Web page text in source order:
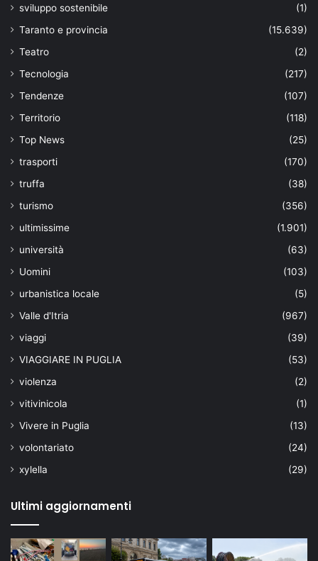
sviluppo sostenibile
(1)
Taranto e provincia
(15.639)
Teatro
(2)
Tecnologia
(217)
Tendenze
(107)
Territorio
(118)
Top News
(25)
trasporti
(170)
truffa
(38)
turismo
(356)
ultimissime
(1.901)
università
(63)
Uomini
(103)
urbanistica locale
(5)
Valle d'Itria
(967)
viaggi
(39)
VIAGGIARE IN PUGLIA
(53)
violenza
(2)
vitivinicola
(1)
Vivere in Puglia
(13)
volontariato
(24)
xylella
(29)
Ultimi aggiornamenti